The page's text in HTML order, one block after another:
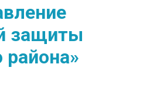
защиты
района»